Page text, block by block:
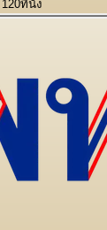
120ที่นั่ง